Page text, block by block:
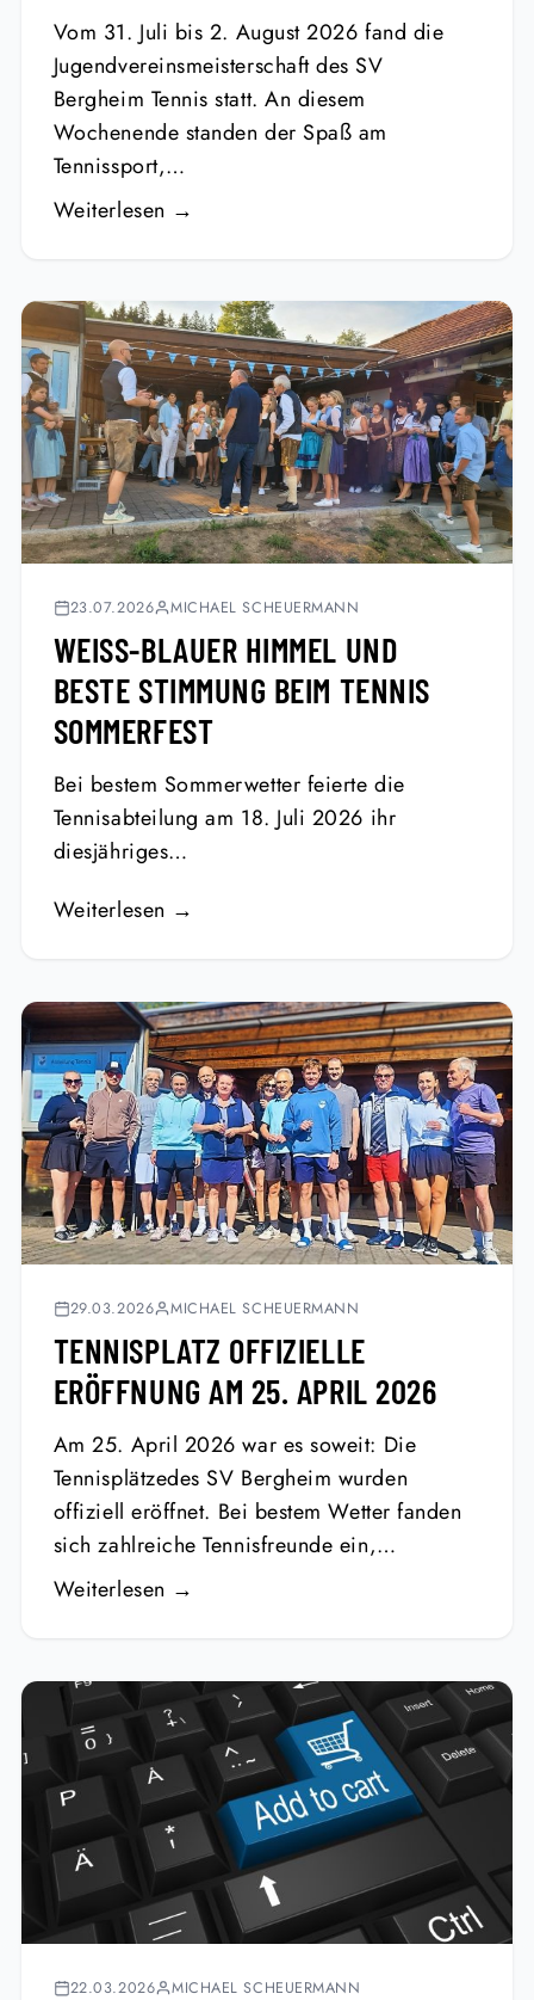
Vom 31. Juli bis 2. August 2026 fand die
Jugendvereinsmeisterschaft des SV
Bergheim Tennis statt. An diesem
Wochenende standen der Spaß am
Tennissport,…
Weiterlesen →
23.07.2026 MICHAEL SCHEUERMANN
WEISS-BLAUER HIMMEL UND B
ESTE STIMMUNG BEIM TENNIS S
OMMERFEST
Bei bestem Sommerwetter feierte die
Tennisabteilung am 18. Juli 2026 ihr
diesjähriges…
Weiterlesen →
29.03.2026 MICHAEL SCHEUERMANN
TENNISPLATZ OFFIZIELLE
ERÖFFNUNG AM 25. APRIL 2026
Am 25. April 2026 war es soweit: Die
Tennisplätzedes SV Bergheim wurden
offiziell eröffnet. Bei bestem Wetter fanden
sich zahlreiche Tennisfreunde ein,…
Weiterlesen →
22.03.2026 MICHAEL SCHEUERMANN